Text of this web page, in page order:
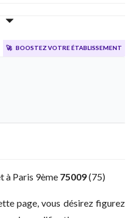
🚀 Boostez votre établissement
à Paris 9ème 75009(75)
page, vous désirez figurez